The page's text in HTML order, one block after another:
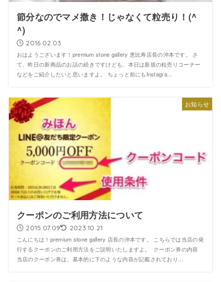
節分なのでマメ撒き！じゃなくて粒売り！(^
^)
2016.02.03
おはようございます！premium stone gallery 恵比寿店長の沖本です。 さ
て、昨日の新商品のお話の続きですけども、本日は新規の粒売りコーナー
などをご紹介したいと思いますよ。 ちょっと前にもInstagra...
お知らせ
クーポンのご利用方法について
2015.07.09 2023.10.21
こんにちは！premium stone gallery 店長の沖本です。 こちらでは当店の発
行するクーポンのご利用方法をご説明いたしますよ。 クーポン券の内容
当店のクーポン券は、基本的に下のような内容が記載されており...